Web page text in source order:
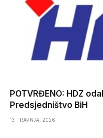
POTVRĐENO: HDZ
Predsjedništvo BiH
13 TRAVNJA, 2026